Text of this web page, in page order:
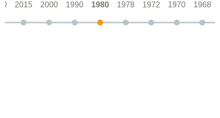
2015 2000 1990 1980 1978 1972 1970 1968